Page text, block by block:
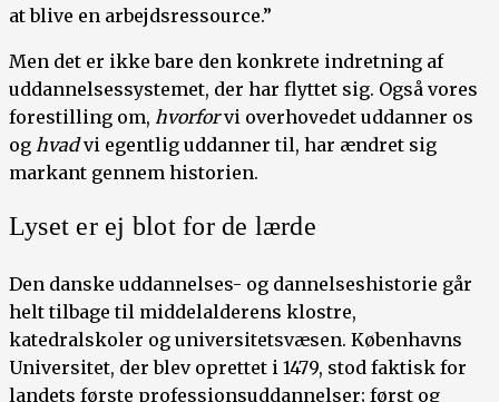
at blive en arbejdsressource.”
Men det er ikke bare den konkrete indretning af
uddannelsessystemet, der har flyttet sig. Også vores
forestilling om, hvorforvi overhovedet uddanner os
og hvadvi egentlig uddanner til, har ændret sig
markant gennem historien.
Lyset er ej blot for de lærde
Den danske uddannelses- og dannelseshistorie går
helt tilbage til middelalderens klostre,
katedralskoler og universitetsvæsen. Københavns
Universitet, der blev oprettet i 1479, stod faktisk for
landets første professionsuddannelser; først og